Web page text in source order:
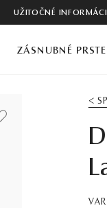
UŽITOČNÉ
ZÁSNUBNÉ
<